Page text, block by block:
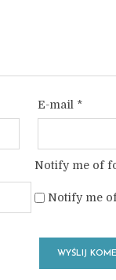
E-mail *
Notify me of
Notify me